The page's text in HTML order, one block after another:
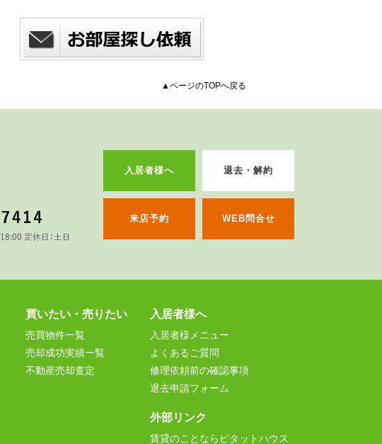
▲ページのTOPへ戻る
入居者様へ 退去・解約
来店予約 WEB問合せ
買いたい・売りたい
売買物件一覧
売却成功実績一覧
不動産売却査定
入居者様へ
入居者様メニュー
よくあるご質問
修理依頼前の確認事項
退去申請フォーム
外部リンク
賃貸のことならピタットハウス